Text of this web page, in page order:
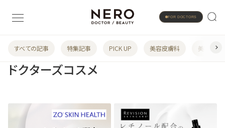
FOR DOCTORS
すべての記事 特集記事 PICK UP 美容皮膚科 美容婦人
ドクターズコスメ